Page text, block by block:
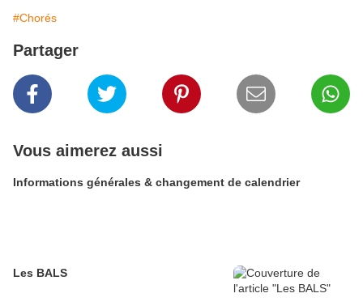
#Chorés
Partager
Vous aimerez aussi
Informations générales & changement de calendrier
Les BALS